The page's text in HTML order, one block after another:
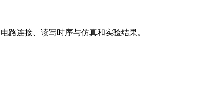
连接、读写时序与仿真和实验结果。